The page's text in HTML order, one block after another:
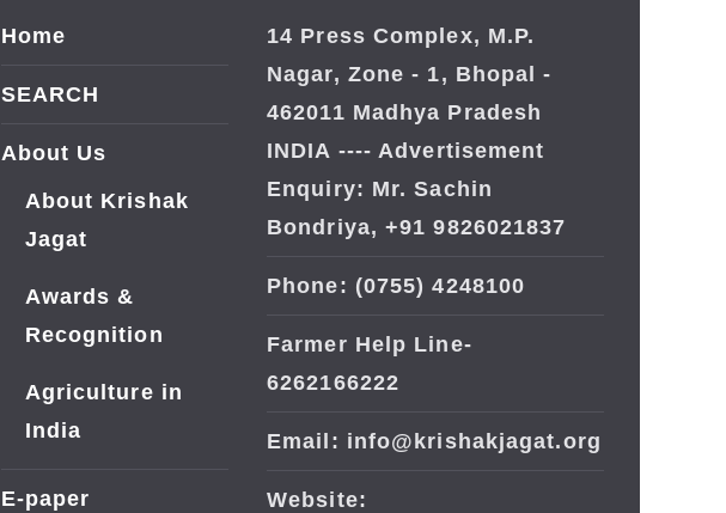
Home
SEARCH
About Us
About Krishak
Jagat
Awards &
Recognition
Agriculture in
India
E-paper
14 Press Complex, M.P.
Nagar, Zone - 1, Bhopal -
462011 Madhya Pradesh
INDIA ---- Advertisement
Enquiry: Mr. Sachin
Bondriya, +91 9826021837
Phone: (0755) 4248100
Farmer Help Line-
6262166222
Email: info@krishakjagat.org
Website: